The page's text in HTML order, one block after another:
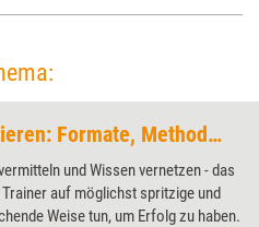
Präsentieren und Moderieren: Formate, Methoden, Tools
und Wissen vernetzen - das
auf möglichst spritzige und
Weise tun, um Erfolg zu haben.